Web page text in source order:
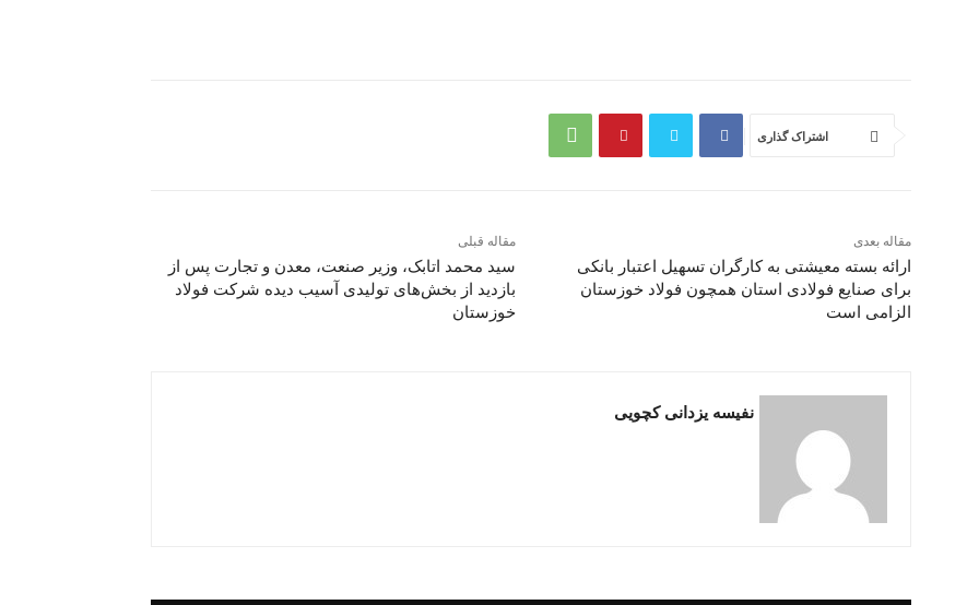
اشتراک گذاری
مقاله قبلی
سید محمد اتابک، وزیر صنعت، معدن و تجارت پس از
بازدید از بخش‌های تولیدی آسیب دیده شرکت فولاد
خوزستان
مقاله بعدی
ارائه بسته معیشتی به کارگران تسهیل اعتبار بانکی
برای صنایع فولادی استان همچون فولاد خوزستان
الزامی است
نفیسه یزدانی کچویی